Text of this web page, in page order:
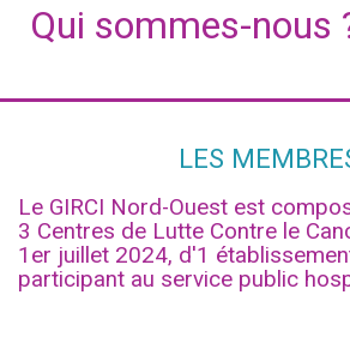
Qui sommes-nous
LES
Le GIRCI Nord-Ouest est
3 Centres de Lutte Contre le
1er juillet 2024, d'1
participant au service public